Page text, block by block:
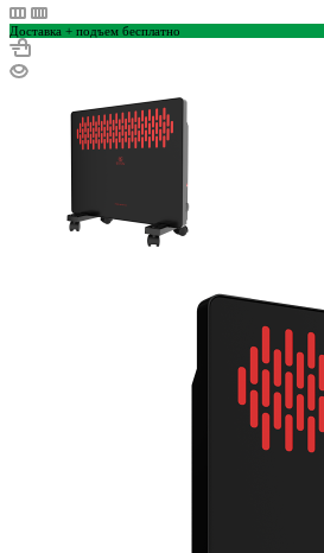
Доставка + подъем бесплатно